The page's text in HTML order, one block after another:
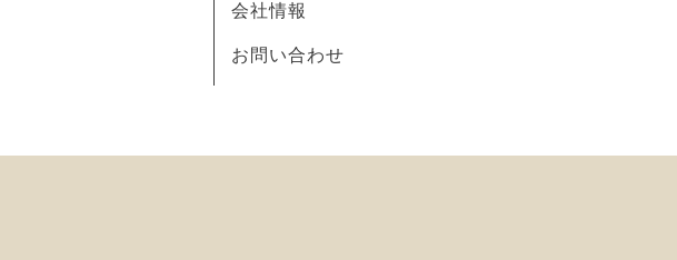
会社情報
お問い合わせ